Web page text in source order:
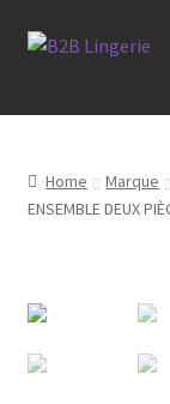
Aller
Aller
B2B Lingerie
Wholesale
Boutique
Marques
Home Marque
ENSEMBLE DEUX